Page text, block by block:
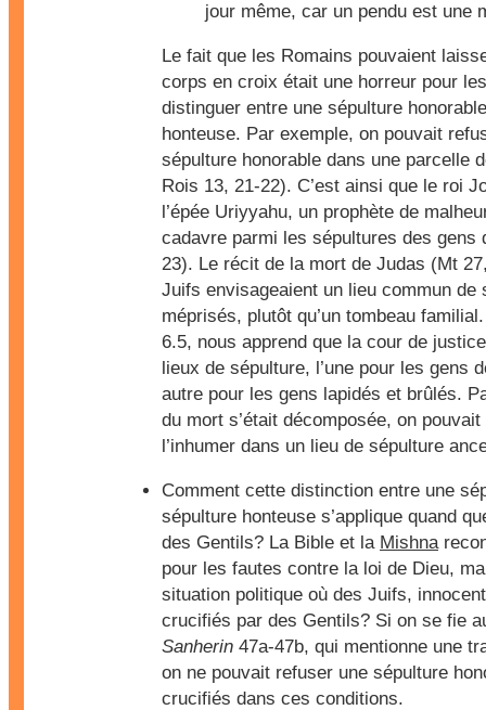
jour même, car un pendu est une
Le fait que les Romains pouvaient
corps en croix était une horreur pour
distinguer entre une sépulture
honteuse. Par exemple, on pouvait
sépulture honorable dans une parcelle
Rois 13, 21-22). C’est ainsi que le roi
l’épée Uriyyahu, un prophète de
cadavre parmi les sépultures des gens
23). Le récit de la mort de Judas (Mt
Juifs envisageaient un lieu commun de
méprisés, plutôt qu’un tombeau
6.5, nous apprend que la cour de
lieux de sépulture, l’une pour les gens
autre pour les gens lapidés et brûlés.
du mort s’était décomposée, on
l’inhumer dans un lieu de sépulture
Comment cette distinction entre une
sépulture honteuse s’applique quand
des Gentils? La Bible et la Mishna
pour les fautes contre la loi de Dieu,
situation politique où des Juifs,
crucifiés par des Gentils? Si on se fie
Sanherin 47a-47b, qui mentionne une
on ne pouvait refuser une sépulture
crucifiés dans ces conditions.